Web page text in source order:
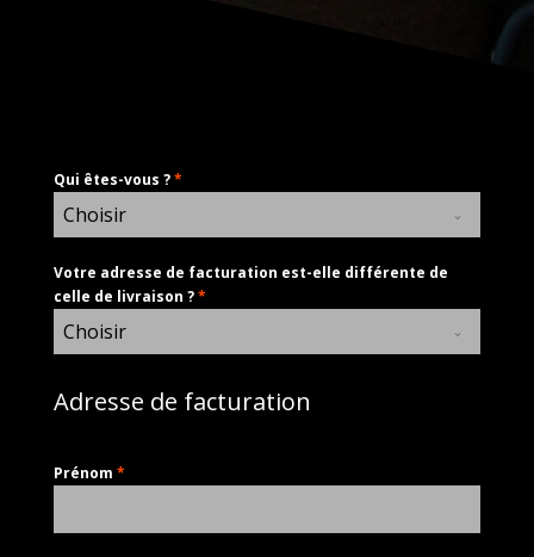
Qui êtes-vous ?*
Choisir
Votre adresse de facturation est-elle différente de
celle de livraison ?*
Choisir
Adresse de facturation
Prénom *